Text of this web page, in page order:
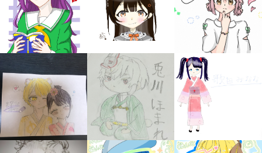
みんなの絵が
見られる